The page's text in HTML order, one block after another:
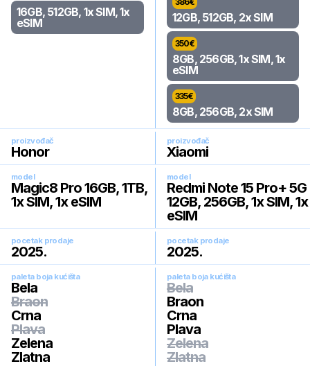
16GB, 512GB, 1x SIM, 1x
eSIM
12GB, 512GB, 2x SIM
350€
8GB, 256GB, 1x SIM, 1x
eSIM
335€
8GB, 256GB, 2x SIM
proizvođač
Honor
proizvođač
Xiaomi
model
Magic8 Pro 16GB, 1TB,
1x SIM, 1x eSIM
model
Redmi Note 15 Pro+ 5G
12GB, 256GB, 1x SIM, 1x
eSIM
pocetak prodaje
2025.
pocetak prodaje
2025.
paleta boja kućišta
Bela
Braon
Crna
Plava
Zelena
Zlatna
paleta boja kućišta
Bela
Braon
Crna
Plava
Zelena
Zlatna